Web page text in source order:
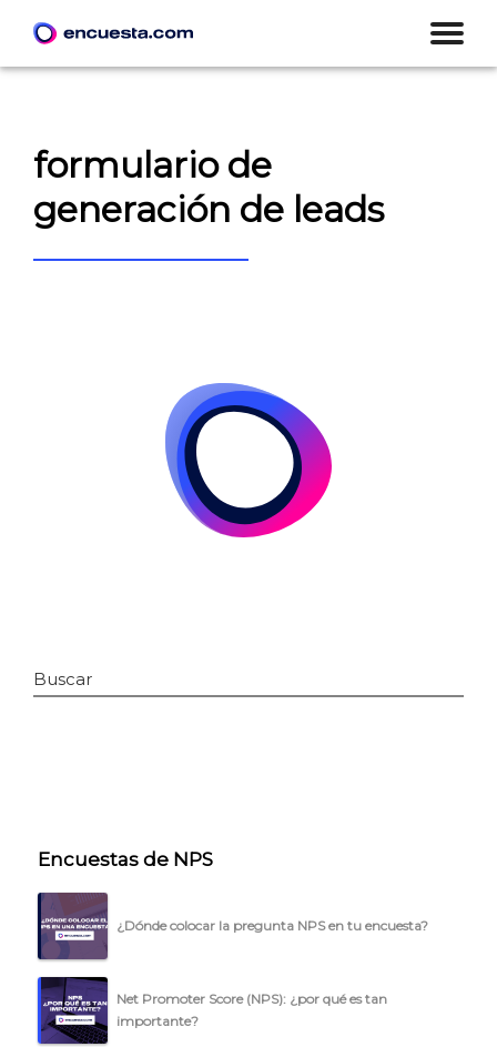
CÓMO FUNCIONA
PLANTILLAS
PRECIOS
BLOG
formulario de
generación de leads
Buscar
Encuestas de NPS
¿Dónde colocar la pregunta NPS en tu encuesta?
Net Promoter Score (NPS): ¿por qué es tan
importante?